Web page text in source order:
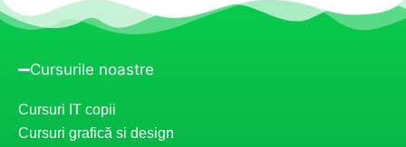
Cursurile noastre
Cursuri IT copii
Cursuri grafică si design